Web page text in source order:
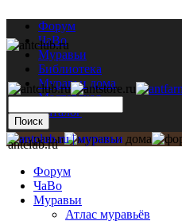
Форум
ЧаВо
Муравьи
Библиотека
Муравьи дома
Мастерская
Каталог
antclub.ru
Форум
ЧаВо
Муравьи
Атлас муравьёв